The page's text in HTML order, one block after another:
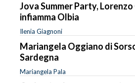
Jova Summer Party,
infiamma Olbia
Ilenia Giagnoni
Mariangela Oggiano di
Sardegna
Mariangela Pala